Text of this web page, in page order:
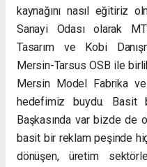
kaynağını nasıl eğitiriz
Sanayi Odası olarak
Tasarım ve Kobi
Mersin-Tarsus OSB ile
Mersin Model Fabrika
hedefimiz buydu. Basit
Başkasında var bizde
basit bir reklam peşinde
dönüşen, üretim